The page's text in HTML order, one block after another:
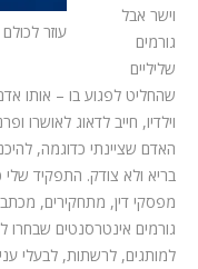
עוזר
וישר אבל
גורמים
שליליים
שהחליט לפגוע בו – אותו
וילדיו, חייב לדאוג
האדם שציינתי כדוגמה,
בריא ולא צודק. התפקיד
מפסקי דין, מתחקירים,
גורמים אינטרסנטים
למותגים, לרשתות, לבעלי